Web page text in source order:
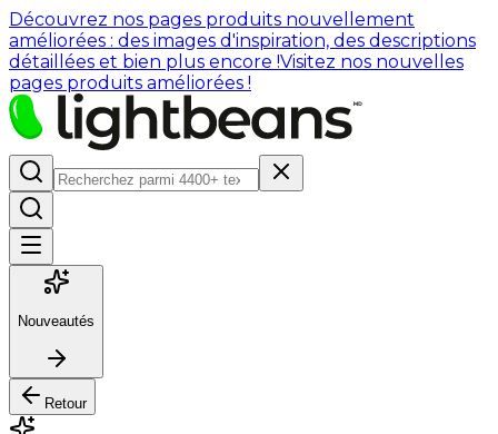
Découvrez nos pages produits nouvellement
améliorées : des images d'inspiration, des descriptions
détaillées et bien plus encore !Visitez nos nouvelles
pages produits améliorées !
Nouveautés
Retour